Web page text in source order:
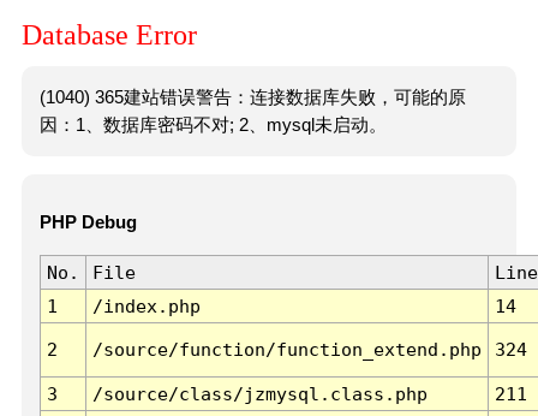
Database Error
(1040) 365建站错误警告：连接数据库失败，可能的原
因：1、数据库密码不对; 2、mysql未启动。
PHP Debug
No. File
Line
1
/index.php 14
2 /source/function/function_extend.php 324
3 /source/class/jzmysql.class.php
211